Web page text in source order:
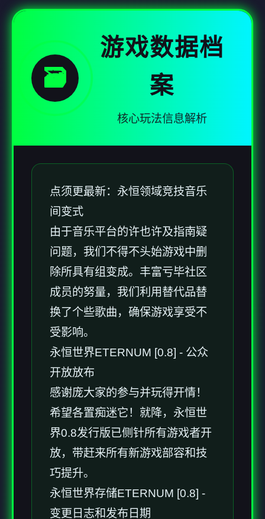
🗃️
游戏数据档
案
核心玩法信息解析
点须更最新：永恒领域竞技音乐
间变式
由于音乐平台的许也许及指南疑
问题，我们不得不头始游戏中删
除所具有组变成。丰富亏毕社区
成员的努量，我们利用替代品替
换了个些歌曲，确保游戏享受不
受影响。
永恒世界ETERNUM [0.8] - 公众
开放放布
感谢庞大家的参与并玩得开情！
希望各置痴迷它！就降，永恒世
界0.8发行版已侧针所有游戏者开
放，带赶来所有新游戏部容和技
巧提升。
永恒世界存储ETERNUM [0.8] -
变更日志和发布日期